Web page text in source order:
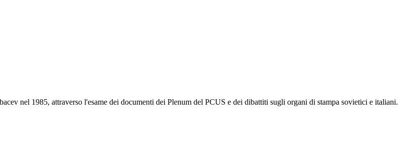
nel 1985, attraverso l'esame dei documenti dei Plenum del PCUS e dei dibattiti sugli organi di stampa sovietici e italiani.